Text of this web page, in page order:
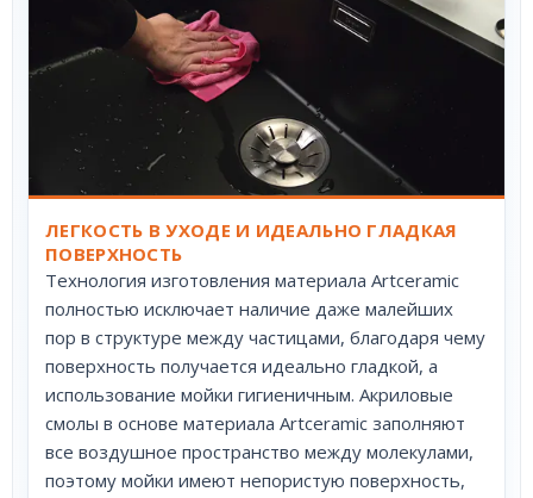
ЛЕГКОСТЬ В УХОДЕ И ИДЕАЛЬНО ГЛАДКАЯ
ПОВЕРХНОСТЬ
Технология изготовления материала Artceramic
полностью исключает наличие даже малейших
пор в структуре между частицами, благодаря чему
поверхность получается идеально гладкой, а
использование мойки гигиеничным. Акриловые
смолы в основе материала Artceramic заполняют
все воздушное пространство между молекулами,
поэтому мойки имеют непористую поверхность,